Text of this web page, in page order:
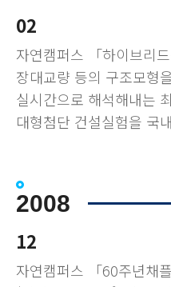
02
자연캠퍼스 「하이브리
장대교량 등의 구조모형
실시간으로 해석해내는
대형첨단 건설실험을 국
2008
12
자연캠퍼스 「60주년채